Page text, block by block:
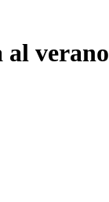
al verano